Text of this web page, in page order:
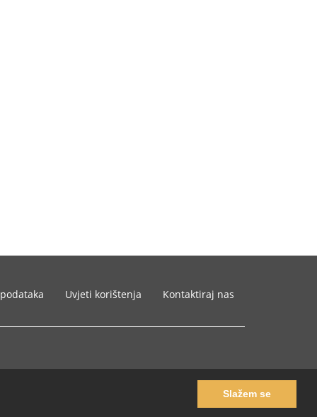
Slažem se
Uvjeti korištenja Kontaktiraj nas